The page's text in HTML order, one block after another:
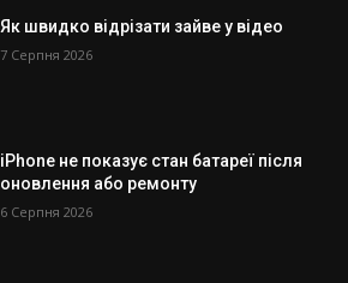
Як швидко відрізати зайве у відео
7 Серпня 2026
iPhone не показує стан батареї після
оновлення або ремонту
6 Серпня 2026